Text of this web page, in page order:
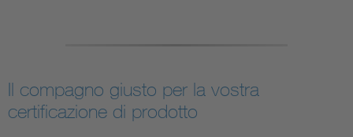
Il compagno giusto per la vostra
certificazione di prodotto